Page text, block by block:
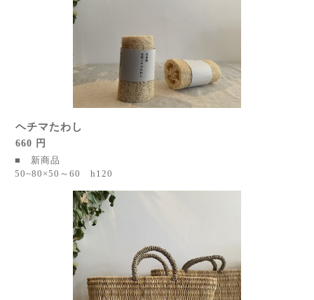
ヘチマたわし
660 円
■ 新商品
50~80×50～60 h120